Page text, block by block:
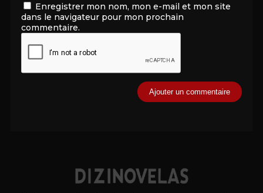
Enregistrer mon nom, mon e-mail et mon site
dans le navigateur pour mon prochain
commentaire.